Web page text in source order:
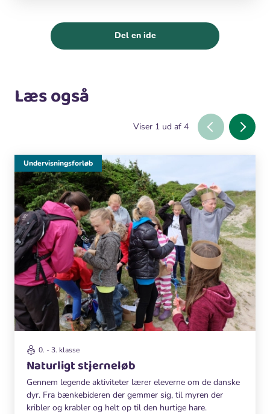
Del en ide
Læs også
Viser 1 ud af 4
0. - 3. klasse
Naturligt stjerneløb
Gennem legende aktiviteter lærer eleverne om de danske
dyr. Fra bænkebideren der gemmer sig, til myren der
kribler og krabler og helt op til den hurtige hare.
Undervisningsforløb